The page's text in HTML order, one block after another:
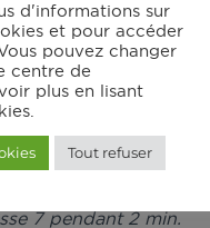
la pâte brisée.
Enfournez pendant
Dans le bol du robot
les carottes.
7 pendant 2 min.
d'informations sur
et pour accéder
pouvez changer
centre de
plus en lisant
Tout refuser